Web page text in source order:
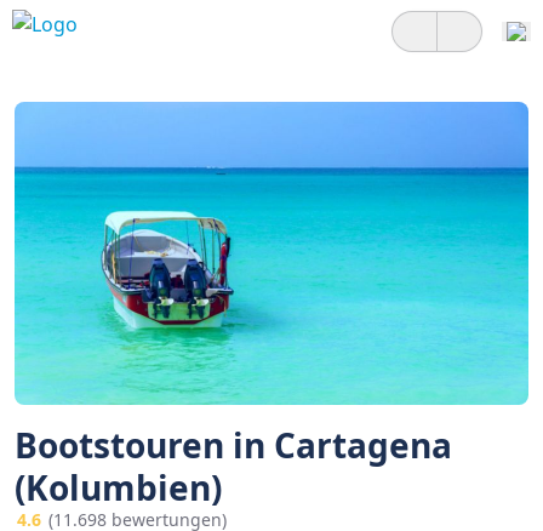
Bootstouren in Cartagena
(Kolumbien)
4.6 (11.698 bewertungen)